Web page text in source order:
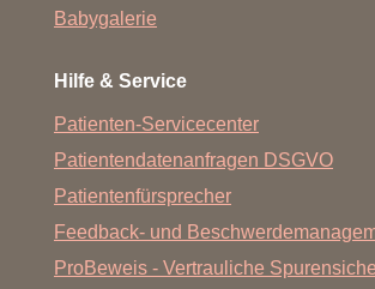
Babygalerie
Hilfe & Service
Patienten-Servicecenter
Patientendatenanfragen DSGVO
Patientenfürsprecher
Feedback- und
ProBeweis - Vertrauliche